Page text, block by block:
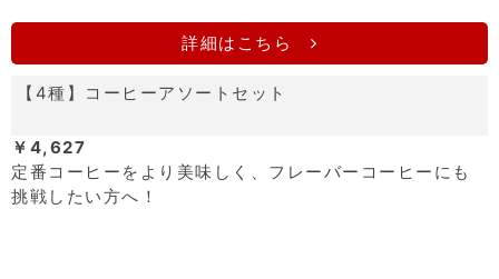
詳細はこちら
【4種】コーヒーアソートセット
￥4,627
定番コーヒーをより美味しく、フレーバーコーヒーにも
挑戦したい方へ！